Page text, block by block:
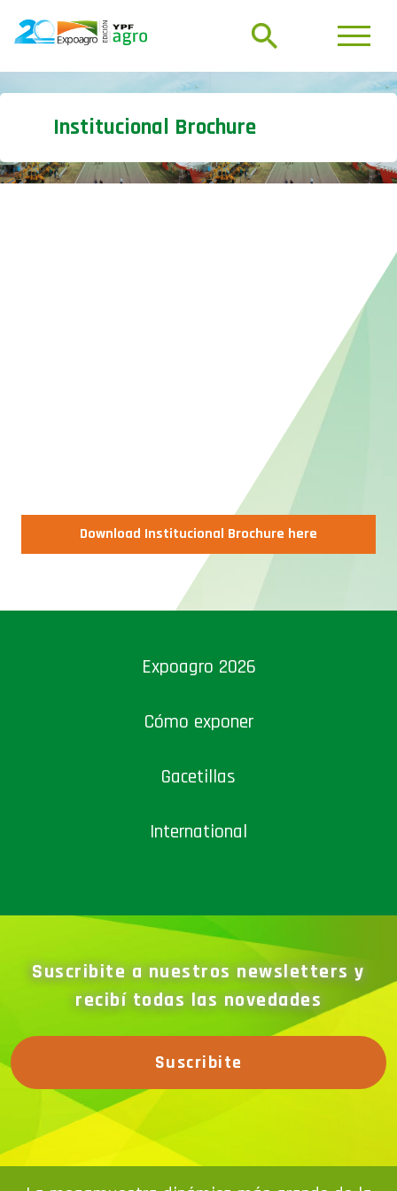
Institucional Brochure
Download Institucional Brochure here
Expoagro 2026
Cómo exponer
Gacetillas
International
Suscribite a nuestros newsletters y
recibí todas las novedades
Suscribite